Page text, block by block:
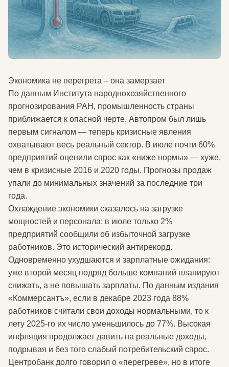
Экономика не перегрета – она замерзает
По данным Института народнохозяйственного
прогнозирования РАН, промышленность страны
приближается к опасной черте. Автопром был лишь
первым сигналом — теперь кризисные явления
охватывают весь реальный сектор. В июле почти 60%
предприятий оценили спрос как «ниже нормы» — хуже,
чем в кризисные 2016 и 2020 годы. Прогнозы продаж
упали до минимальных значений за последние три
года.
Охлаждение экономики сказалось на загрузке
мощностей и персонала: в июле только 2%
предприятий сообщили об избыточной загрузке
работников. Это исторический антирекорд.
Одновременно ухудшаются и зарплатные ожидания:
уже второй месяц подряд больше компаний планируют
снижать, а не повышать зарплаты. По данным издания
«Коммерсантъ», если в декабре 2023 года 88%
работников считали свои доходы нормальными, то к
лету 2025-го их число уменьшилось до 77%. Высокая
инфляция продолжает давить на реальные доходы,
подрывая и без того слабый потребительский спрос.
Центробанк долго говорил о «перегреве», но в итоге